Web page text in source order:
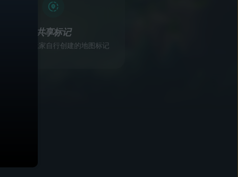
共享标记
分享或查看玩家自行创建的地图标记